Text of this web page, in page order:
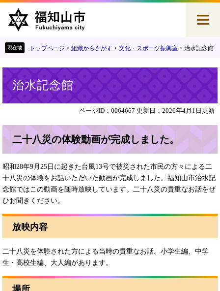
で
ば
トップページ > 組織からさがす > 文化・スポーツ振興室 > 治水記念館
治水記念館
ページID：0064667 更新日：2026年4月1日更新
二十八災の体験動画が完成しました。
昭和28年9月25日に起きた台風13号で被災された市民の方々による二
十八災の体験をお話いただいた動画が完成しました。福知山市治水記
念館ではこの動画を随時放映しています。二十八災の貴重なお話をぜ
ひお聞きください。
放映内容
二十八災を体験された方による当時の貴重なお話。小学生編、中学
生・高校生編、大人編があります。
場所